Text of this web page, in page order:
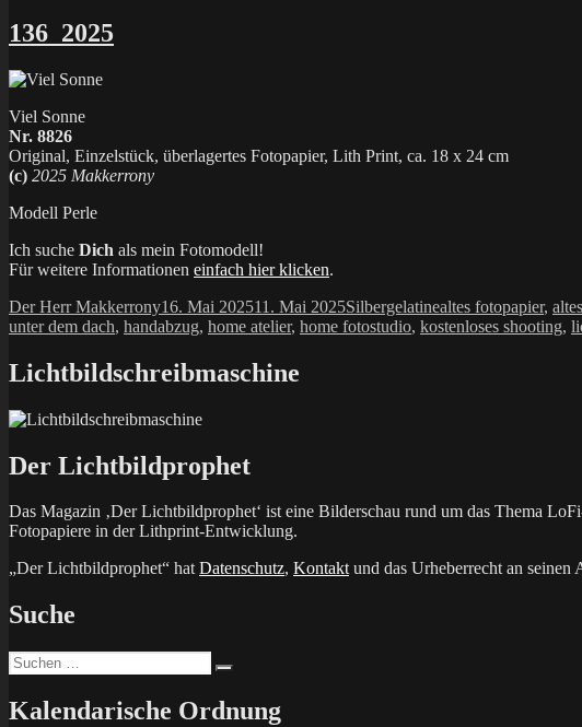
136_2025
Viel Sonne
Nr. 8826
Original, Einzelstück, überlagertes Fotopapier, Lith Print, ca. 18 x 24 cm
(c) 2025 Makkerrony
Modell Perle
Ich suche Dich als mein Fotomodell!
Für weitere Informationen einfach hier klicken.
Autor
Der Herr MakkerronyVeröffentlicht
am
16. Mai 202511. Mai 2025Kategorien
SilbergelatineSchlagwörter
altes fotopapier,
unter dem dach, handabzug, home atelier, home fotostudio, kostenloses shooting,
Lichtbildschreibmaschine
Der Lichtbildprophet
Das Magazin ‚Der Lichtbildprophet‘ ist eine Bilderschau rund um das Thema
Fotopapiere in der Lithprint-Entwicklung.
„Der Lichtbildprophet“ hatDatenschutz, Kontaktund das Urheberrecht an seinen
Suche
Suchen
nach:
Kalendarische Ordnung